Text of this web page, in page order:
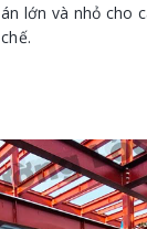
án lớn và nhỏ cho
chế.